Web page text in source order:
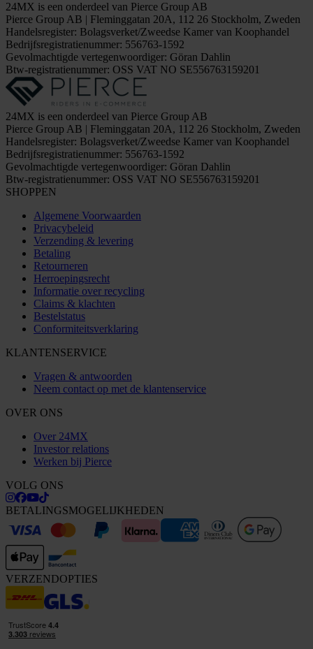
24MX is een onderdeel van Pierce Group AB
Pierce Group AB | Fleminggatan 20A, 112 26 Stockholm, Zweden
Handelsregister: Bolagsverket/Zweedse Kamer van Koophandel
Bedrijfsregistratienummer: 556763-1592
Gevolmachtigde vertegenwoordiger: Göran Dahlin
Btw-registratienummer: OSS VAT NO SE556763159201
24MX is een onderdeel van Pierce Group AB
Pierce Group AB | Fleminggatan 20A, 112 26 Stockholm, Zweden
Handelsregister: Bolagsverket/Zweedse Kamer van Koophandel
Bedrijfsregistratienummer: 556763-1592
Gevolmachtigde vertegenwoordiger: Göran Dahlin
Btw-registratienummer: OSS VAT NO SE556763159201
SHOPPEN
Algemene Voorwaarden
Privacybeleid
Verzending & levering
Betaling
Retourneren
Herroepingsrecht
Informatie over recycling
Claims & klachten
Bestelstatus
Conformiteitsverklaring
KLANTENSERVICE
Vragen & antwoorden
Neem contact op met de klantenservice
OVER ONS
Over 24MX
Investor relations
Werken bij Pierce
VOLG ONS
BETALINGSMOGELIJKHEDEN
VERZENDOPTIES